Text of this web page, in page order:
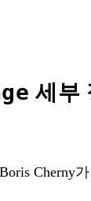
세부
Cherny